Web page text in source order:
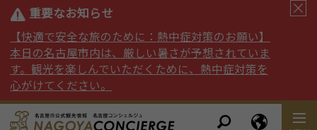
重要なお知らせ
【快適で安全な旅のために：熱中症対策のお願い】
本日の名古屋市内は、厳しい暑さが予想されていま
す。観光を楽しんでいただくために、熱中症対策を
心がけてください。